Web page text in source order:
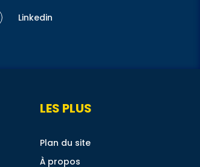
Linkedin
LES PLUS
Plan du site
À propos